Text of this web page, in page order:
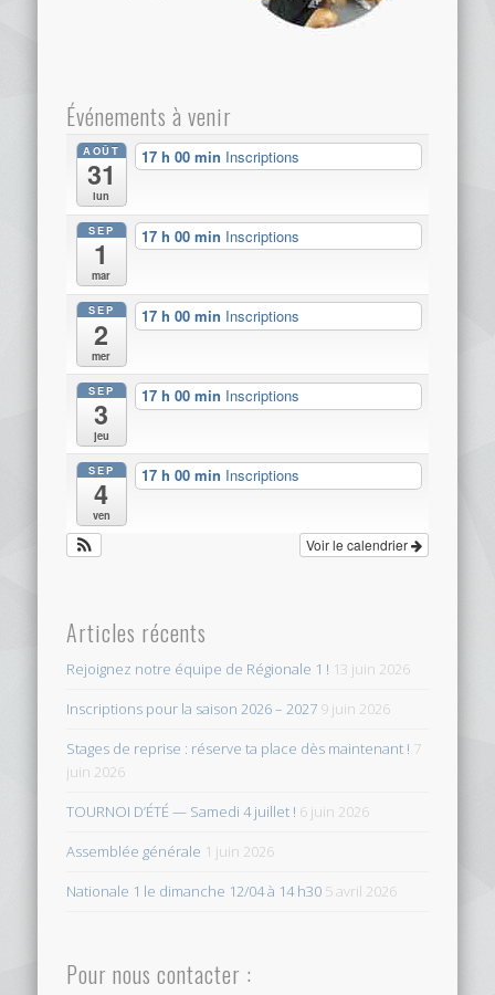
Événements à venir
AOÛT
31
lun
17 h 00 min Inscriptions
SEP
1
mar
17 h 00 min Inscriptions
SEP
2
mer
17 h 00 min Inscriptions
SEP
3
jeu
17 h 00 min Inscriptions
SEP
4
ven
17 h 00 min Inscriptions
Voir le calendrier
Articles récents
Rejoignez notre équipe de Régionale 1 ! 13 juin 2026
Inscriptions pour la saison 2026 – 2027 9 juin 2026
Stages de reprise : réserve ta place dès maintenant ! 7
juin 2026
TOURNOI D’ÉTÉ — Samedi 4 juillet ! 6 juin 2026
Assemblée générale 1 juin 2026
Nationale 1 le dimanche 12/04 à 14 h30 5 avril 2026
Pour nous contacter :